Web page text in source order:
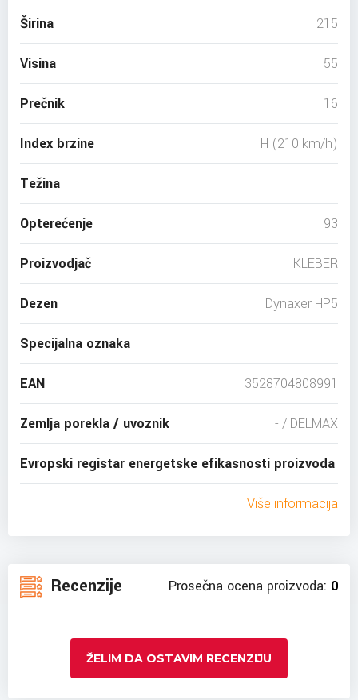
Širina 215
Visina 55
Prečnik 16
Index brzine H (210 km/h)
Težina
Opterećenje 93
Proizvodjač KLEBER
Dezen Dynaxer HP5
Specijalna oznaka
EAN 3528704808991
Zemlja porekla / uvoznik - / DELMAX
Evropski registar energetske efikasnosti proizvoda
Više informacija
Recenzije Prosečna ocena proizvoda: 0
ŽELIM DA OSTAVIM RECENZIJU